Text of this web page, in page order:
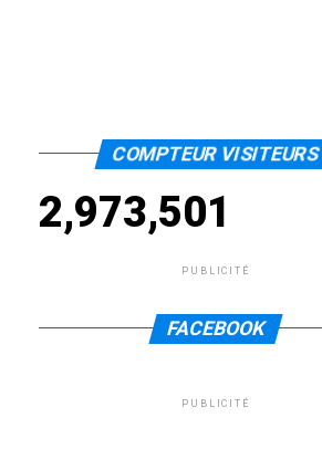
COMPTEUR VISITEURS
2,973,501
PUBLICITÉ
FACEBOOK
PUBLICITÉ